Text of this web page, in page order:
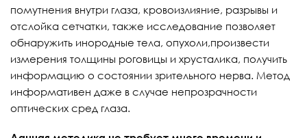
помутнения внутри глаза, кровоизлияние, разрывы и
отслойка сетчатки, также исследование позволяет
обнаружить инородные тела, опухоли,произвести
измерения толщины роговицы и хрусталика, получить
информацию о состоянии зрительного нерва. Метод
информативен даже в случае непрозрачности
оптических сред глаза.